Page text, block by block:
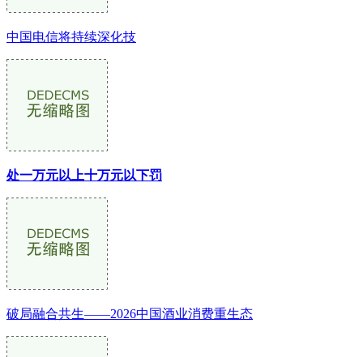
中国电信将持续深化技
处一万元以上十万元以下罚
破局融合共生——2026中国酒业消费重生态